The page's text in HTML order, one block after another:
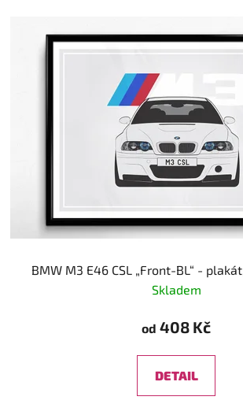
BMW M3 E46 CSL „Front-BL“ -
Skladem
od 408 Kč
DETAIL